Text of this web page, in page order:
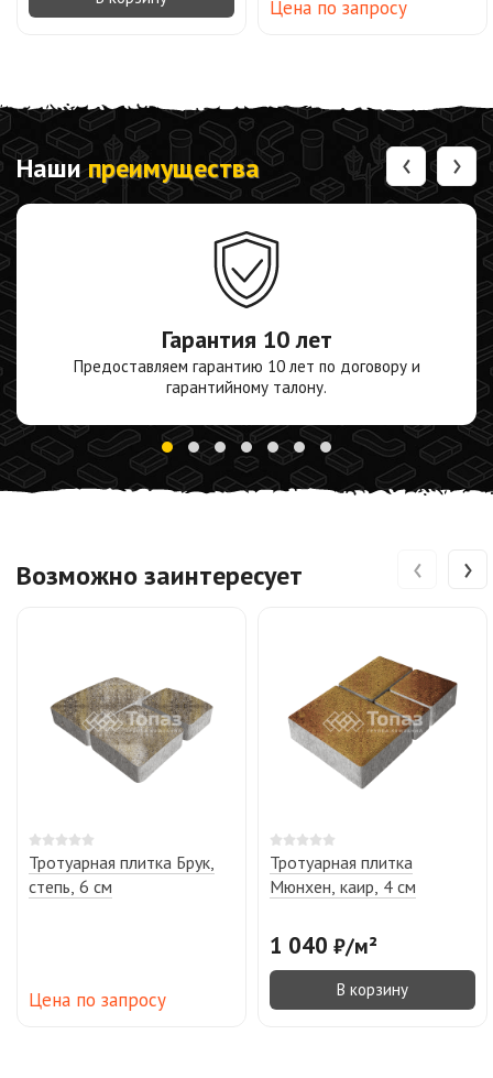
Цена по запросу
Нашипреимущества
Гарантия 10 лет
Предоставляем гарантию 10 лет по договору и
гарантийному талону.
‹ ›
Возможно заинтересует
Тротуарная плитка Брук,
степь, 6 см
Цена по запросу
Тротуарная плитка
Мюнхен, каир, 4 см
1 040 ₽/м²
В корзину
‹ ›